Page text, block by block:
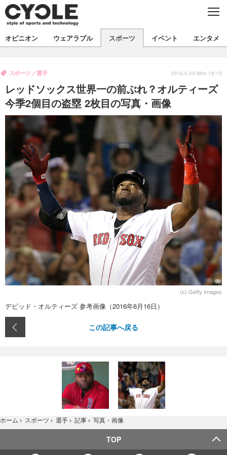
C
E
製品/用品
衣類
飲食
バックナンバー
コラム
インプレ
ボイス
デバイス
ビジネス
国内
海外
スポーツ
短信
まとめ
選手
写真
動画
イベント
試乗会
スポーツ
ツアー
文化
エンタメ
芸能
出版／映画
話題
ファッション
デザイン
写真
動画
ライフ
社会
ハウツー
オピニオン ウェアラブル スポーツ イベント エンタメ
レッドソックス世界一の前ぶれ？オルティーズ
今季2個目の盗塁 2枚目の写真・画像
スポーツ 選手 2016.6.20 Mon 18:15
(c) Getty Images
デビッド・オルティーズ 参考画像（2016年6月16日）
この記事へ戻る
ホーム › スポーツ › 選手 › 記事 › 写真・画像
TOP